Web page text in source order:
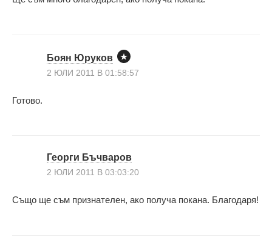
Боян Юруков
2 ЮЛИ 2011 В 01:58:57
Готово.
Георги Бъчваров
2 ЮЛИ 2011 В 03:03:20
Също ще съм признателен, ако получа покана. Благодаря!